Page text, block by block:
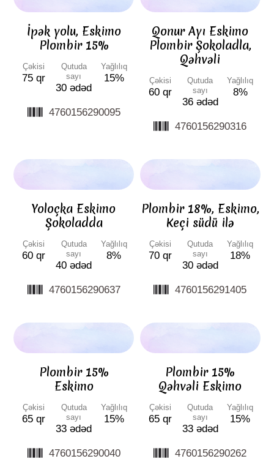
İpək yolu, Eskimo
Plombir 15%
Çəkisi
75 qr
Qutuda
sayı
30 ədəd
Yağlılıq
15%
4760156290095
Qonur Ayı Eskimo
Plombir Şokoladla,
Qəhvəli
Çəkisi
60 qr
Qutuda
sayı
36 ədəd
Yağlılıq
8%
4760156290316
Yoloçka Eskimo
Şokoladda
Çəkisi
60 qr
Qutuda
sayı
40 ədəd
Yağlılıq
8%
4760156290637
Plombir 18%, Eskimo,
Keçi südü ilə
Çəkisi
70 qr
Qutuda
sayı
30 ədəd
Yağlılıq
18%
4760156291405
Plombir 15%
Eskimo
Çəkisi
65 qr
Qutuda
sayı
33 ədəd
Yağlılıq
15%
4760156290040
Plombir 15%
Qəhvəli Eskimo
Çəkisi
65 qr
Qutuda
sayı
33 ədəd
Yağlılıq
15%
4760156290262